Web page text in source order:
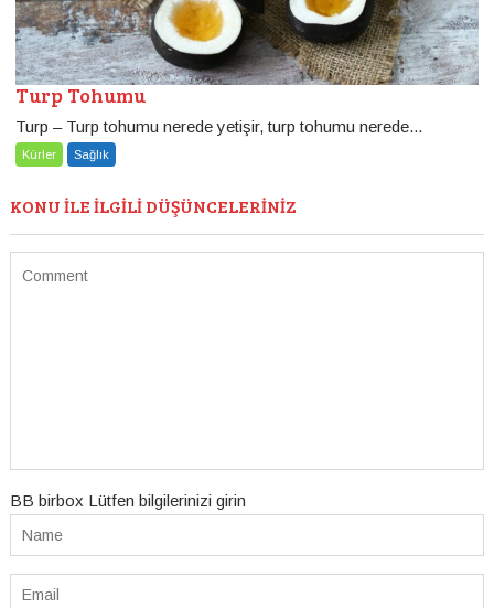
Turp Tohumu
Turp – Turp tohumu nerede yetişir, turp tohumu nerede...
Kürler Sağlık
KONU ILE ILGILI DÜŞÜNCELERINIZ
BB birbox Lütfen bilgilerinizi girin